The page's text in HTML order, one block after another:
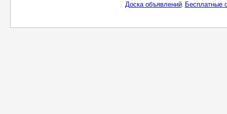
Доска объявлений. Бесплатные